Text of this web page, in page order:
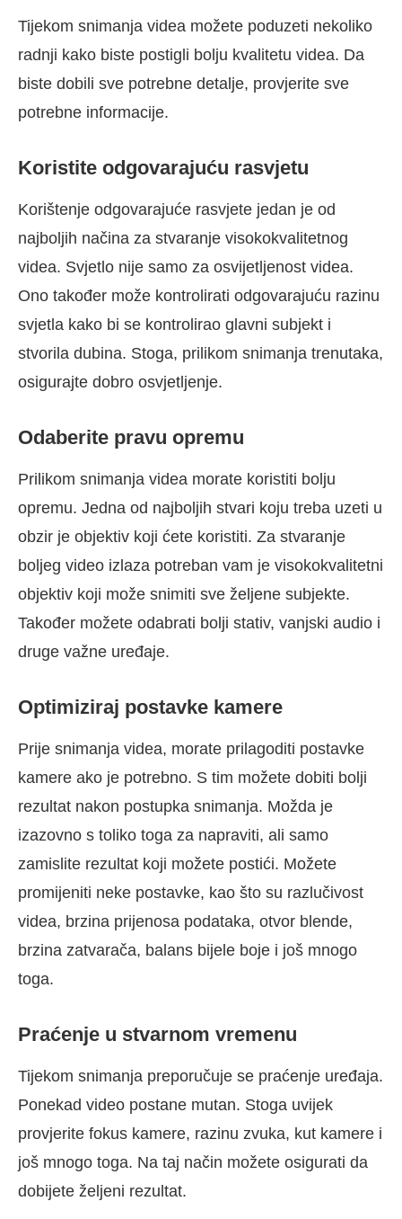
Tijekom snimanja videa možete poduzeti nekoliko
radnji kako biste postigli bolju kvalitetu videa. Da
biste dobili sve potrebne detalje, provjerite sve
potrebne informacije.
Koristite odgovarajuću rasvjetu
Korištenje odgovarajuće rasvjete jedan je od
najboljih načina za stvaranje visokokvalitetnog
videa. Svjetlo nije samo za osvijetljenost videa.
Ono također može kontrolirati odgovarajuću razinu
svjetla kako bi se kontrolirao glavni subjekt i
stvorila dubina. Stoga, prilikom snimanja trenutaka,
osigurajte dobro osvjetljenje.
Odaberite pravu opremu
Prilikom snimanja videa morate koristiti bolju
opremu. Jedna od najboljih stvari koju treba uzeti u
obzir je objektiv koji ćete koristiti. Za stvaranje
boljeg video izlaza potreban vam je visokokvalitetni
objektiv koji može snimiti sve željene subjekte.
Također možete odabrati bolji stativ, vanjski audio i
druge važne uređaje.
Optimiziraj postavke kamere
Prije snimanja videa, morate prilagoditi postavke
kamere ako je potrebno. S tim možete dobiti bolji
rezultat nakon postupka snimanja. Možda je
izazovno s toliko toga za napraviti, ali samo
zamislite rezultat koji možete postići. Možete
promijeniti neke postavke, kao što su razlučivost
videa, brzina prijenosa podataka, otvor blende,
brzina zatvarača, balans bijele boje i još mnogo
toga.
Praćenje u stvarnom vremenu
Tijekom snimanja preporučuje se praćenje uređaja.
Ponekad video postane mutan. Stoga uvijek
provjerite fokus kamere, razinu zvuka, kut kamere i
još mnogo toga. Na taj način možete osigurati da
dobijete željeni rezultat.